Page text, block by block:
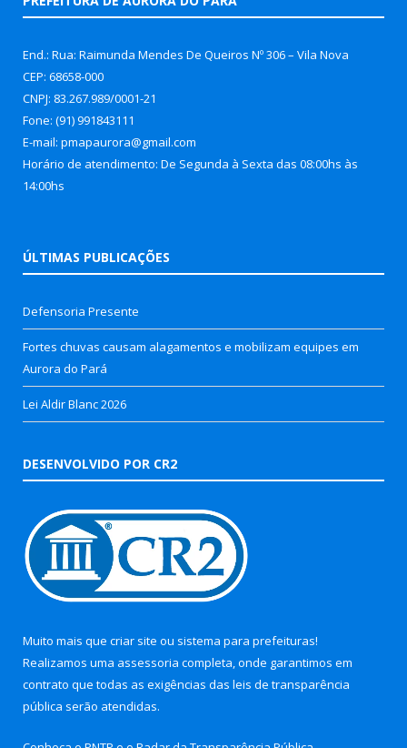
End.: Rua: Raimunda Mendes De Queiros Nº 306 – Vila Nova
CEP: 68658-000
CNPJ: 83.267.989/0001-21
Fone: (91) 991843111
E-mail: pmapaurora@gmail.com
Horário de atendimento: De Segunda à Sexta das 08:00hs às
14:00hs
ÚLTIMAS PUBLICAÇÕES
Defensoria Presente
Fortes chuvas causam alagamentos e mobilizam equipes em
Aurora do Pará
Lei Aldir Blanc 2026
DESENVOLVIDO POR CR2
Muito mais que criar site ou sistema para prefeituras!
Realizamos uma assessoria completa, onde garantimos em
contrato que todas as exigências das leis de transparência
pública serão atendidas.